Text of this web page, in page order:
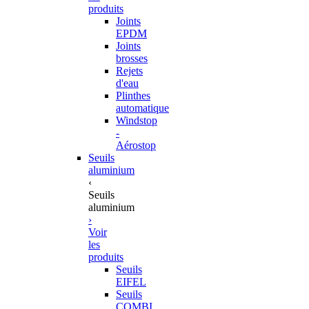
produits
Joints
EPDM
Joints
brosses
Rejets
d'eau
Plinthes
automatique
Windstop
-
Aérostop
Seuils
aluminium
‹
Seuils
aluminium
›
Voir
les
produits
Seuils
EIFEL
Seuils
COMBI